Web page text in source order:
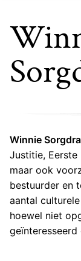
Winnie
Justitie, Eerste
maar ook
bestuurder en
aantal
hoewel niet
geïnteresseerd